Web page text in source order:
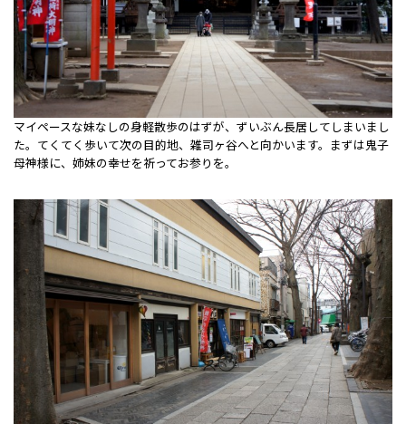
マイペースな妹なしの身軽散歩のはずが、ずいぶん長居してしまいまし
た。てくてく歩いて次の目的地、雑司ヶ谷へと向かいます。まずは鬼子
母神様に、姉妹の幸せを祈ってお参りを。